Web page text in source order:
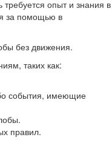
требуется опыт и знания в
за помощью в
без движения.
таких как:
события, имеющие
правил.